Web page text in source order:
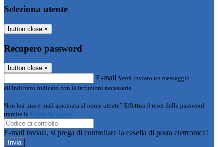
Seleziona utente
button close ×
Recupero password
button close ×
E-mail Verrà inviato un messaggio
all'indirizzo indicato con le istruzioni necessarie.
Non hai una e-mail associata al nome utente? Effettua il reset della password
tramite la Login Spaggiari
E-mail inviata, si prega di controllare la casella di posta elettronica!